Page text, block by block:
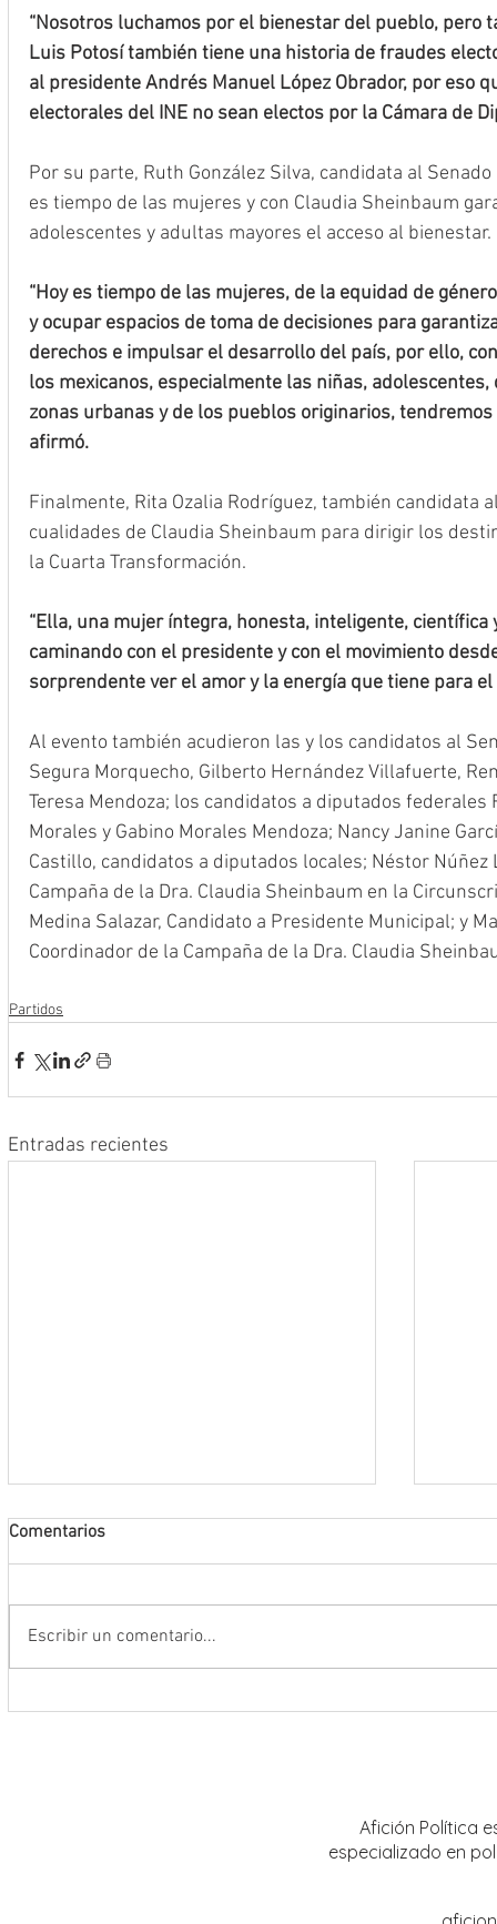
“Nosotros luchamos por el bienestar del pueblo, pero
Luis Potosí también tiene una historia de fraudes
al presidente Andrés Manuel López Obrador, por eso
electorales del INE no sean electos por la Cámara de
Por su parte, Ruth González Silva, candidata al
es tiempo de las mujeres y con Claudia Sheinbaum
adolescentes y adultas mayores el acceso al bienestar.
“Hoy es tiempo de las mujeres, de la equidad de
y ocupar espacios de toma de decisiones para
derechos e impulsar el desarrollo del país, por ello,
los mexicanos, especialmente las niñas,
zonas urbanas y de los pueblos originarios,
afirmó.
Finalmente, Rita Ozalia Rodríguez, también candidata
cualidades de Claudia Sheinbaum para dirigir los
la Cuarta Transformación.
“Ella, una mujer íntegra, honesta, inteligente,
caminando con el presidente y con el movimiento
sorprendente ver el amor y la energía que tiene para el
Al evento también acudieron las y los candidatos al
Segura Morquecho, Gilberto Hernández Villafuerte,
Teresa Mendoza; los candidatos a diputados
Morales y Gabino Morales Mendoza; Nancy Janine
Castillo, candidatos a diputados locales; Néstor
Campaña de la Dra. Claudia Sheinbaum en la
Medina Salazar, Candidato a Presidente Municipal; y
Coordinador de la Campaña de la Dra. Claudia
Partidos
Entradas recientes
Comentarios
Escribir un comentario...
Afición Política
especializado en